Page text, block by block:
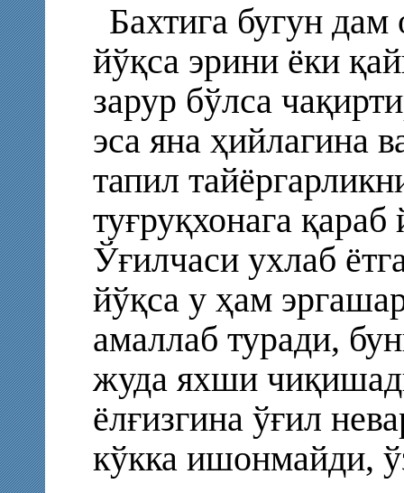
Бахтига бугун
йўқса эрини ёки
зарур бўлса
эса яна ҳийлагина
тапил
туғруқхонага
Ўғилчаси ухлаб
йўқса у ҳам
амаллаб туради,
жуда яхши
ёлғизгина ўғил
кўкка ишонмайди,